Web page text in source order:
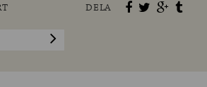
DELA